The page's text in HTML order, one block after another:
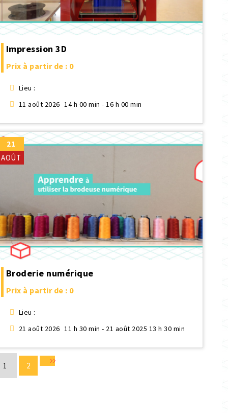
Impression 3D
Prix à partir de : 0
Lieu :
11 août 2026 14 h 00 min - 16 h 00 min
21
AOÛT
Broderie numérique
Prix à partir de : 0
Lieu :
21 août 2026 11 h 30 min - 21 août 2025 13 h 30 min
1 2 Suivant »